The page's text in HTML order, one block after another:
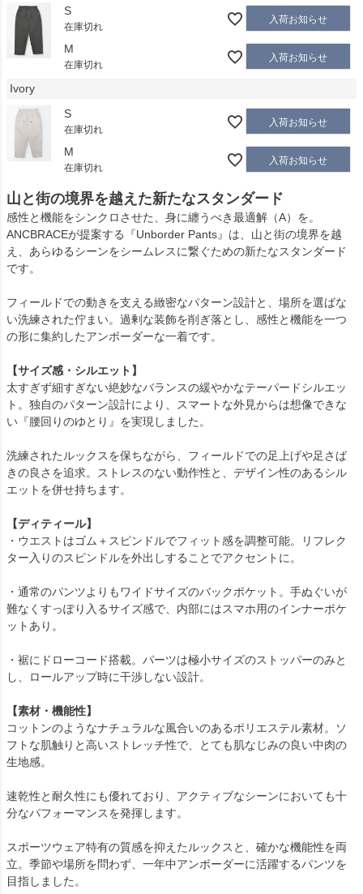
S
在庫切れ
入荷お知らせ
M
在庫切れ
入荷お知らせ
Ivory
S
在庫切れ
入荷お知らせ
M
在庫切れ
入荷お知らせ
山と街の境界を越えた新たなスタンダード
感性と機能をシンクロさせた、身に纏うべき最適解（A）を。
ANCBRACEが提案する『Unborder Pants』は、山と街の境界を越
え、あらゆるシーンをシームレスに繋ぐための新たなスタンダード
です。
フィールドでの動きを支える緻密なパターン設計と、場所を選ばな
い洗練された佇まい。過剰な装飾を削ぎ落とし、感性と機能を一つ
の形に集約したアンボーダーな一着です。
【サイズ感・シルエット】
太すぎず細すぎない絶妙なバランスの緩やかなテーパードシルエッ
ト。独自のパターン設計により、スマートな外見からは想像できな
い『腰回りのゆとり』を実現しました。
洗練されたルックスを保ちながら、フィールドでの足上げや足さば
きの良さを追求。ストレスのない動作性と、デザイン性のあるシル
エットを併せ持ちます。
【ディティール】
・ウエストはゴム＋スピンドルでフィット感を調整可能。リフレク
ター入りのスピンドルを外出しすることでアクセントに。
・通常のパンツよりもワイドサイズのバックポケット。手ぬぐいが
難なくすっぽり入るサイズ感で、内部にはスマホ用のインナーポケ
ットあり。
・裾にドローコード搭載。パーツは極小サイズのストッパーのみと
し、ロールアップ時に干渉しない設計。
【素材・機能性】
コットンのようなナチュラルな風合いのあるポリエステル素材。ソ
フトな肌触りと高いストレッチ性で、とても肌なじみの良い中肉の
生地感。
速乾性と耐久性にも優れており、アクティブなシーンにおいても十
分なパフォーマンスを発揮します。
スポーツウェア特有の質感を抑えたルックスと、確かな機能性を両
立。季節や場所を問わず、一年中アンボーダーに活躍するパンツを
目指しました。